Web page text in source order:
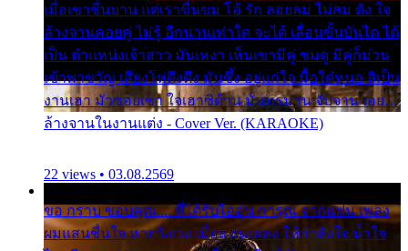
เมื่อเขาชื่นบาน แต่เราขื่นขม โอ้ รัก ลอยลม ไม่สม ดัง ใจ
ล้างจานคอยคู่ ไม่รู้ อีกนานเท่าใด จะได้ เลื่อนขั้นบันได ได้
เป็น ตำแหน่งเจ้าสาว มันเหงา เห็นเขามีคู่ ซมดู มีคู่ก็ม่วน
เข้าพาขวัญ เสียงโห่ตึงตึง มันซึ้ง อยู่แก่ใจ มื้อใด๋หนอ สิเป็น
งานเฮา มัวซอยเขา ใจเฮาซิด้าน มันทรมาน จับจาน เอย…
ล้างจานในงานแต่ง - Cover Ver. (KARAOKE)
22 views • 03.08.2569
ขอ กราบ ขอบคุณ.... ที่ได้รับไออุ่น การุณ จากแฟน เพลง
ผมแสนชื่นใจ หายวังเวง เมื่อแฟนเพลง ให้กำลังใจ น้ำใจ